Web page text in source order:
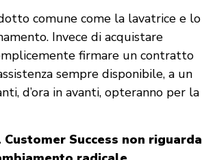
comune come la lavatrice e lo
Invece di acquistare
firmare un contratto
sempre disponibile, a un
d’ora in avanti, opteranno per la
Success non riguarda